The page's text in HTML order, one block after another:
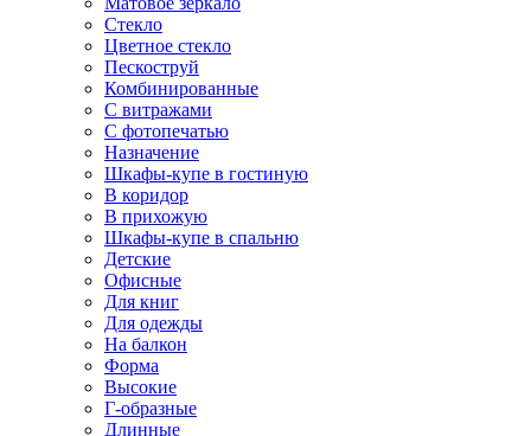
Стекло
Цветное стекло
Пескоструй
Комбинированные
С витражами
С фотопечатью
Назначение
Шкафы-купе в гостиную
В коридор
В прихожую
Шкафы-купе в спальню
Детские
Офисные
Для книг
Для одежды
На балкон
Форма
Высокие
Г-образные
Длинные